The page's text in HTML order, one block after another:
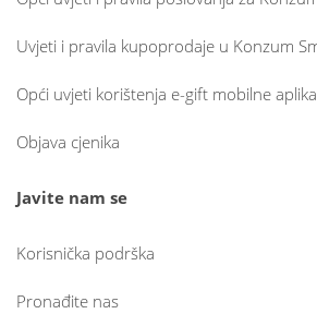
Uvjeti i pravila kupoprodaje u Konzum
Opći uvjeti korištenja e-gift mobilne
Objava cjenika
Javite nam se
Korisnička podrška
Pronađite nas